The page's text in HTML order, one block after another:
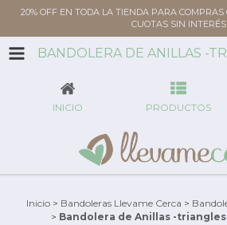
20% OFF EN TODA LA TIENDA PARA
CUOTAS SIN INTERÉS
INICIO PRODUCTOS
Inicio > Bandoleras Llevame Cerca >
> Bandolera de Anillas -